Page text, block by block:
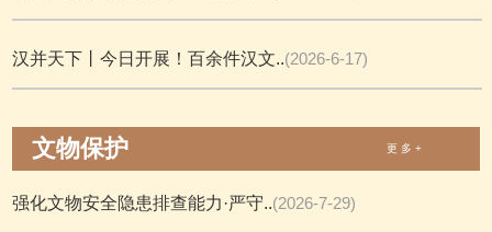
汉并天下丨今日开展！百余件汉文..(2026-6-17)
文物保护 更 多 +
强化文物安全隐患排查能力·严守..(2026-7-29)